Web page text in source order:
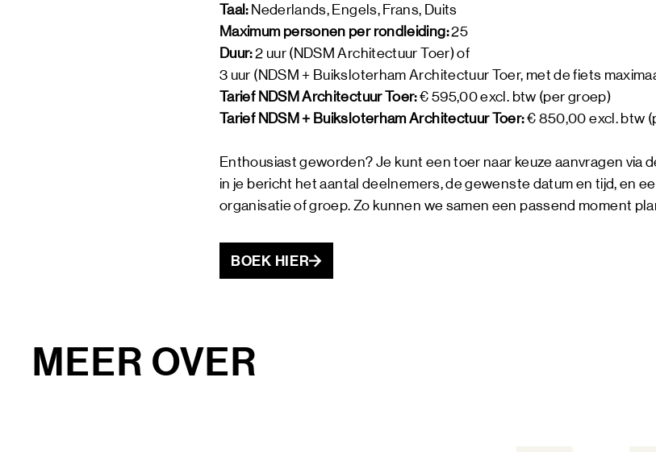
Taal: Nederlands, Engels, Frans, Duits
Maximum personen per rondleiding:25
Duur:2 uur (NDSM Architectuur Toer) of
3 uur (NDSM + Buiksloterham Architectuur Toer, met de fiets
Tarief NDSM Architectuur Toer:€ 595,00 excl. btw (per groep)
Tarief NDSM + Buiksloterham Architectuur Toer:€ 850,00 excl. btw
Enthousiast geworden? Je kunt een toer naar keuze aanvragen via
in je bericht het aantal deelnemers, de gewenste datum en tijd, en
organisatie of groep. Zo kunnen we samen een passend moment
BOEK HIER
MEER OVER